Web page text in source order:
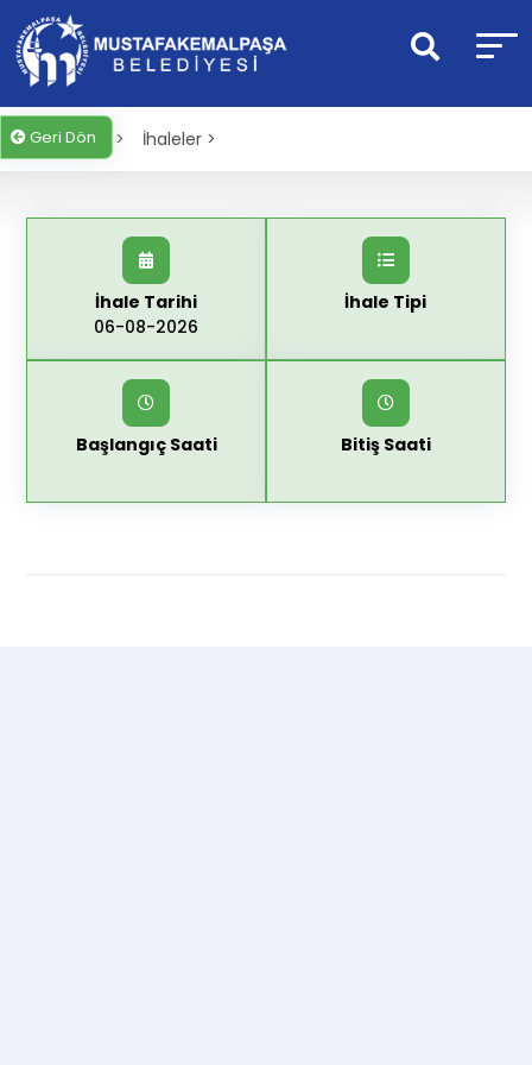
Geri Dön
Anasayfa > İhaleler >
İhale Tarihi
06-08-2026
İhale Tipi
Başlangıç Saati Bitiş Saati